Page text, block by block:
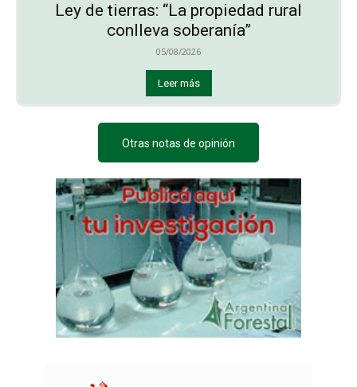
Ley de tierras: “La propiedad rural
conlleva soberanía”
05/08/2026
Leer más
Otras notas de opinión